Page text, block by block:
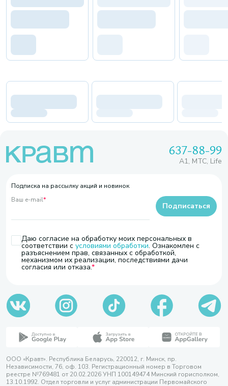
637-88-99
A1, МТС, Life
Подписка на рассылку акций и новинок
Ваш e-mail*
Даю согласие на обработку моих персональных в
соответствии с условиями обработки. Ознакомлен с
разъяснением прав, связанных с обработкой,
механизмом их реализации, последствиями дачи
согласия или отказа.
Подписаться
ООО «Кравт». Республика Беларусь, 220012, г. Минск, пр.
Независимости, 76, оф. 103. Регистрационный номер в Торговом
реестре №769481 от 20.02.2026 УНП 100149474 Минский горисполком,
13.10.1992. Отдел торговли и услуг администрации Первомайского